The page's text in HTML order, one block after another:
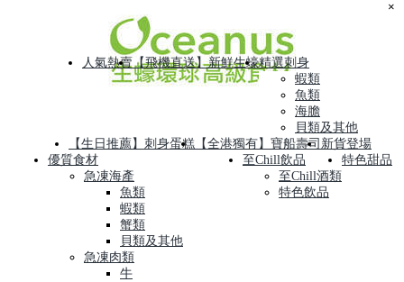
人氣熱賣【飛機直送】新鮮生蠔精選刺身
蝦類
魚類
海膽
貝類及其他
【生日推薦】刺身蛋糕 【全港獨有】寶船壽司 新貨登場
優質食材
急凍海產
魚類
蝦類
蟹類
貝類及其他
急凍肉類
牛
至Chill飲品
至Chill酒類
特色飲品
特色甜品
×